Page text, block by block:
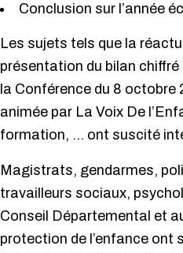
Conclusion sur l’année
Les sujets tels que la
présentation du bilan
la Conférence du 8
animée par La Voix De
formation, … ont suscité
Magistrats, gendarmes,
travailleurs sociaux,
Conseil Départemental et
protection de l’enfance ont